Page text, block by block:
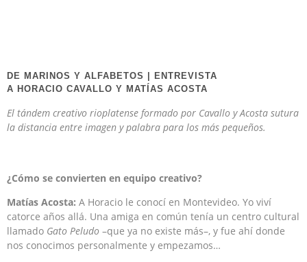
DE MARINOS Y ALFABETOS | ENTREVISTA
A HORACIO CAVALLO Y MATÍAS ACOSTA
El tándem creativo rioplatense formado por Cavallo y Acosta sutura
la distancia entre imagen y palabra para los más pequeños.
¿Cómo se convierten en equipo creativo?
Matías Acosta: A Horacio le conocí en Montevideo. Yo viví
catorce años allá. Una amiga en común tenía un centro cultural
llamado Gato Peludo –que ya no existe más–, y fue ahí donde
nos conocimos personalmente y empezamos…